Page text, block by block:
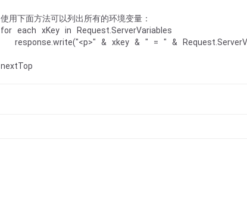
使用下面方法可以列出所有的环境变量：
for each xKey in Request.ServerVariables
response.write("<p>" & xkey & " = " &
nextTop